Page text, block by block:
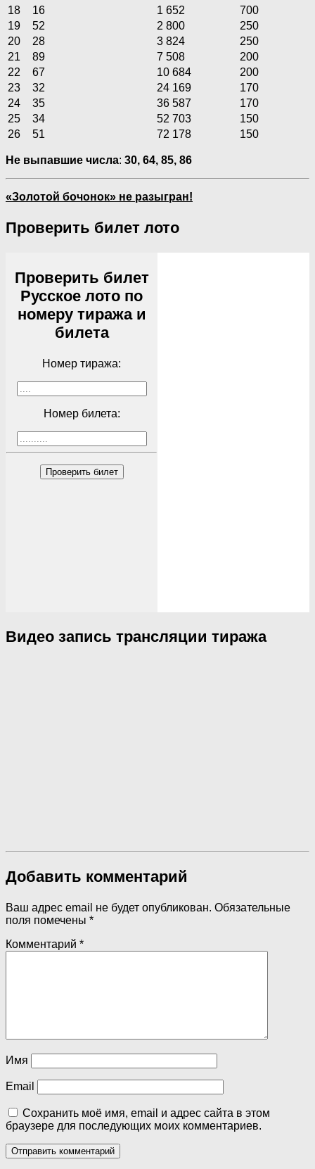
18
16 1 652
700
19
52 2 800
250
20
28 3 824
250
21
89 7 508
200
22
67 10 684
200
23
32 24 169
170
24
35 36 587
170
25
34 52 703
150
26
51 72 178 150
Не выпавшие числа: 30, 64, 85, 86
«Золотой бочонок» не разыгран!
Проверить билет лото
Проверить билет
Русское лото по
номеру тиража и
билета
Номер тиража:
Номер билета:
Проверить билет
Видео запись трансляции тиража
Добавить комментарий
Ваш адрес email не будет опубликован. Обязательные
поля помечены *
Комментарий *
Имя
Email
Сохранить моё имя, email и адрес сайта в этом
браузере для последующих моих комментариев.